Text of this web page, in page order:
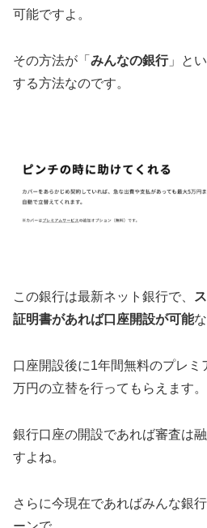
可能ですよ。
その方法が「 みんなの銀行」と
する方法なのです。
この銀行は最新ネット銀行で、
証明書があれば口座開設が可能
口座開設後に1年間無料のプレ
万円の立替を行ってもらえます。
銀行口座の開設であれば審査は
すよね。
さらに今現在であればみんな銀